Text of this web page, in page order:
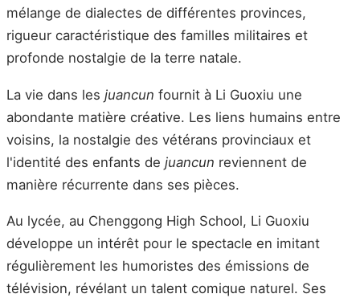
mélange de dialectes de différentes provinces,
rigueur caractéristique des familles militaires et
profonde nostalgie de la terre natale.
La vie dans les juancun fournit à Li Guoxiu une
abondante matière créative. Les liens humains entre
voisins, la nostalgie des vétérans provinciaux et
l'identité des enfants de juancun reviennent de
manière récurrente dans ses pièces.
Au lycée, au Chenggong High School, Li Guoxiu
développe un intérêt pour le spectacle en imitant
régulièrement les humoristes des émissions de
télévision, révélant un talent comique naturel. Ses